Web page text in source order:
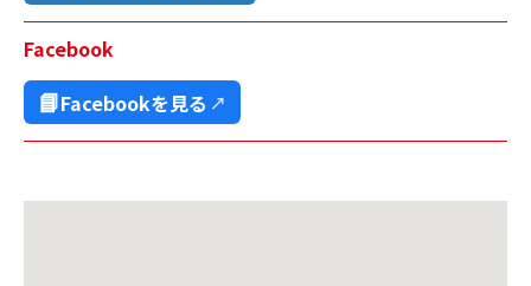
Facebook
📘Facebookを見る ↗